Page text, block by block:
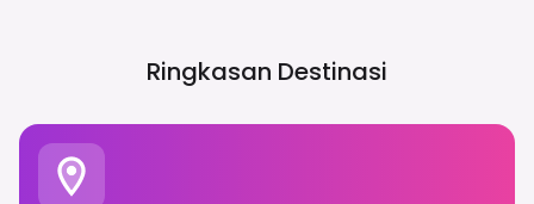
Ringkasan Destinasi